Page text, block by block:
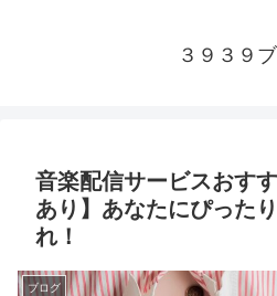
３９３９
音楽配信サービスおす
あり】あなたにぴった
れ！
ブログ